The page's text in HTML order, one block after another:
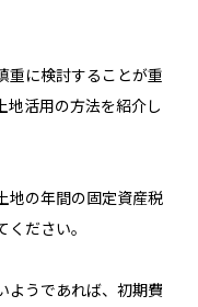
重に検討することが重
地活用の方法を紹介し
地の年間の固定資産税
ださい。
ようであれば、初期費